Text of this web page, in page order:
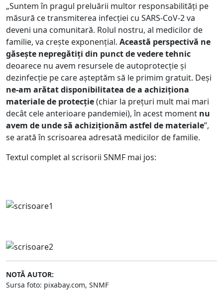
„Suntem în pragul preluării multor responsabilități pe
măsură ce transmiterea infecției cu SARS-CoV-2 va
deveni una comunitară. Rolul nostru, al medicilor de
familie, va creşte exponențial. Această perspectivă ne
găsește nepregătiți din punct de vedere tehnic
deoarece nu avem resursele de autoprotecție şi
dezinfecție pe care așteptăm să le primim gratuit. Deși
ne-am arătat disponibilitatea de a achiziționa
materiale de protecție(chiar la prețuri mult mai mari
decât cele anterioare pandemiei), în acest moment nu
avem de unde să achiziționăm astfel de materiale”,
se arată în scrisoarea adresată medicilor de familie.
Textul complet al scrisorii SNMF mai jos:
NOTĂ AUTOR:
Sursa foto: pixabay.com, SNMF